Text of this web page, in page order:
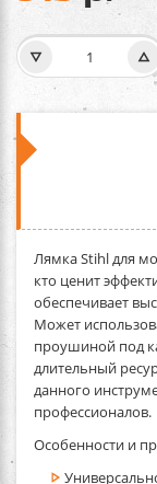
Лямка Stihl для
кто ценит
обеспечивает
Может
проушиной под
длительный
данного
профессионалов.
Особенности и